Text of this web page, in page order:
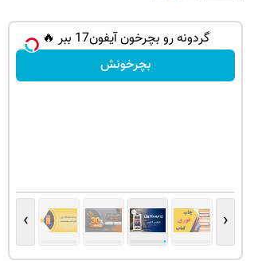
گردونه رو بچرخون آیفون17 ببر 🔥
بچرخونش
‹
›